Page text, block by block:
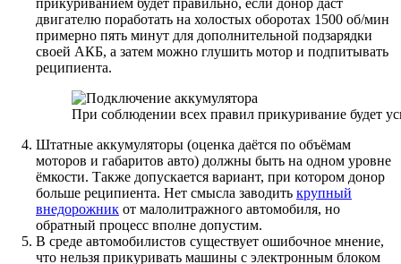
прикуриванием будет правильно, если донор даст
двигателю поработать на холостых оборотах 1500 об/мин
примерно пять минут для дополнительной подзарядки
своей АКБ, а затем можно глушить мотор и подпитывать
реципиента.
При соблюдении всех правил прикуривание будет
Штатные аккумуляторы (оценка даётся по объёмам
моторов и габаритов авто) должны быть на одном уровне
ёмкости. Также допускается вариант, при котором донор
больше реципиента. Нет смысла заводить крупный
внедорожник от малолитражного автомобиля, но
обратный процесс вполне допустим.
В среде автомобилистов существует ошибочное мнение,
что нельзя прикуривать машины с электронным блоком